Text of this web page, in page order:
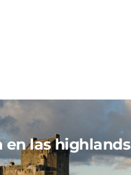
en las highlands